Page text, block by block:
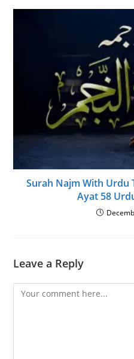
Surah Najm With Urdu
Ayat 58
Leave a Reply
Comment